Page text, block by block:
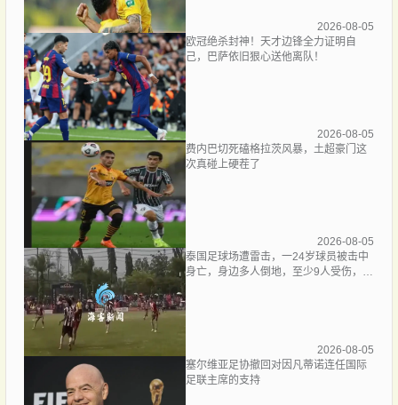
2026-08-05
欧冠绝杀封神！天才边锋全力证明自
己，巴萨依旧狠心送他离队！
2026-08-05
费内巴切死磕格拉茨风暴，土超豪门这
次真碰上硬茬了
2026-08-05
泰国足球场遭雷击，一24岁球员被击中
身亡，身边多人倒地，至少9人受伤，警
2026-08-05
塞尔维亚足协撤回对因凡蒂诺连任国际
足联主席的支持